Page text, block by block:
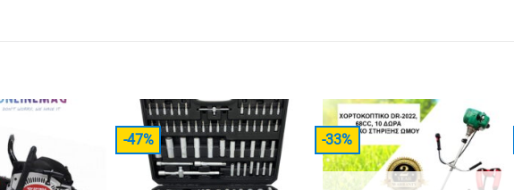
-47% -33%